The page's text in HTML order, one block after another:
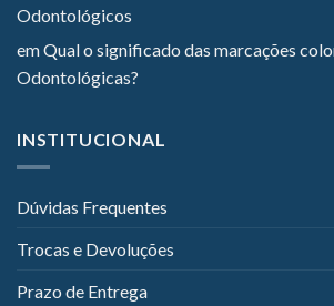
Odontológicos
emQual o significado das marcações
Odontológicas?
INSTITUCIONAL
Dúvidas Frequentes
Trocas e Devoluções
Prazo de Entrega